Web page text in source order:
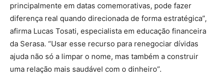
principalmente em datas comemorativas, pode fazer
diferença real quando direcionada de forma estratégica”,
afirma Lucas Tosati, especialista em educação financeira
da Serasa. “Usar esse recurso para renegociar dívidas
ajuda não só a limpar o nome, mas também a construir
uma relação mais saudável com o dinheiro”.